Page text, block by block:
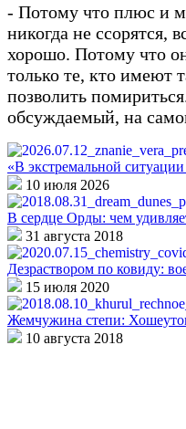
- Потому что плюс и
никогда не ссорятся,
хорошо. Потому что
только те, кто имеют
позволить
обсуждаемый, на
«В экстремальной
10 июля 2026
В сердце Орды: чем
31 августа 2018
Дезраствором по ковиду:
15 июля 2020
Жемчужина степи:
10 августа 2018